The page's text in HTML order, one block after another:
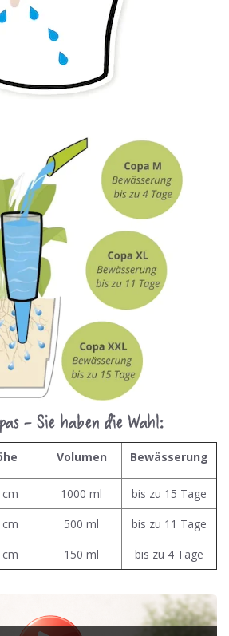
- Sie haben die Wahl:
Volumen Bewässerung
cm 1000 ml
bis zu 15 Tage
cm 500 ml
bis zu 11 Tage
cm 150 ml bis zu 4 Tage